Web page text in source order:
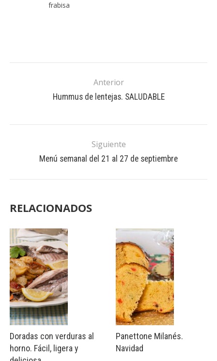
frabisa
Anterior
Hummus de lentejas. SALUDABLE
Siguiente
Menú semanal del 21 al 27 de septiembre
RELACIONADOS
Doradas con verduras al
horno. Fácil, ligera y
Panettone Milanés.
Navidad